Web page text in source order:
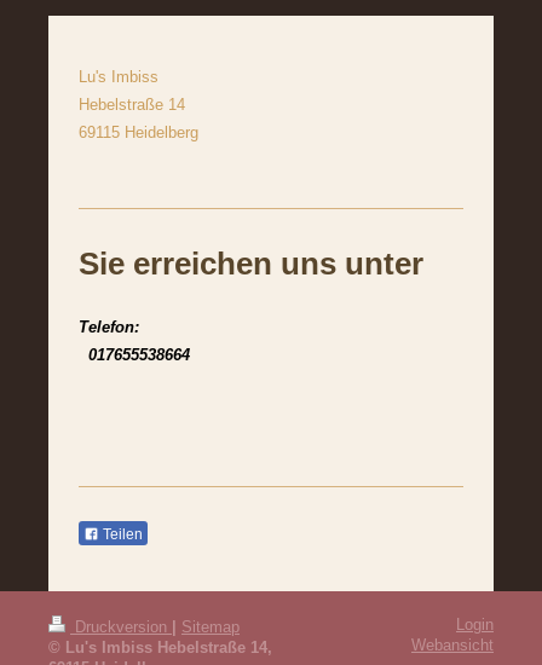
Lu's Imbiss
Hebelstraße 14
69115 Heidelberg
Sie erreichen uns unter
Telefon:
017655538664
Teilen
Druckversion
Sitemap
© Lu's Imbiss Hebelstraße 14,
Login
Webansicht